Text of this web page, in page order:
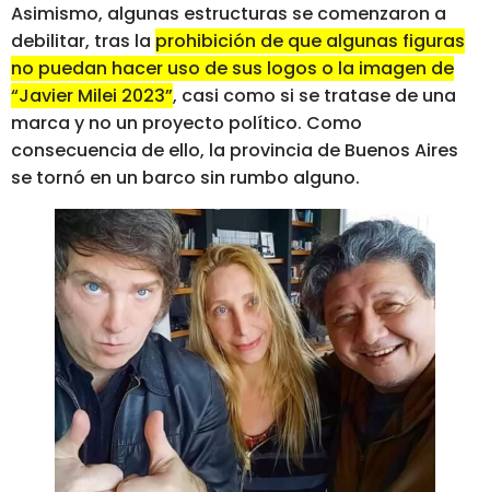
Asimismo, algunas estructuras se comenzaron a
debilitar, tras la prohibición de que algunas figuras
no puedan hacer uso de sus logos o la imagen de
“Javier Milei 2023”, casi como si se tratase de una
marca y no un proyecto político. Como
consecuencia de ello, la provincia de Buenos Aires
se tornó en un barco sin rumbo alguno.